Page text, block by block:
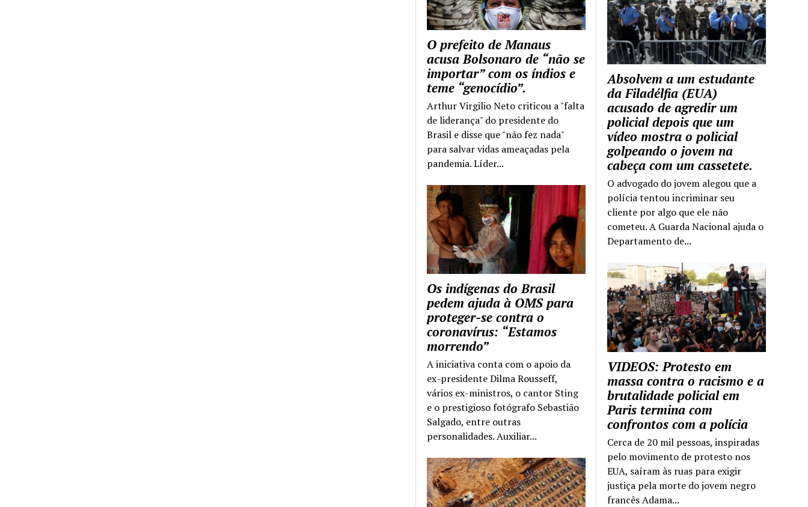
Absolvem a um estudante
da Filadélfia (EUA)
acusado de agredir um
policial depois que um
vídeo mostra o policial
golpeando o jovem na
cabeça com um cassetete.
O advogado do jovem alegou que a
polícia tentou incriminar seu
cliente por algo que ele não
cometeu. A Guarda Nacional ajuda o
Departamento de...
VIDEOS: Protesto em
massa contra o racismo e a
brutalidade policial em
Paris termina com
confrontos com a polícia
Cerca de 20 mil pessoas, inspiradas
pelo movimento de protesto nos
EUA, saíram às ruas para exigir
justiça pela morte do jovem negro
francês Adama...
O prefeito de Manaus
acusa Bolsonaro de “não se
importar” com os índios e
teme “genocídio”.
Arthur Virgilio Neto criticou a "falta
de liderança" do presidente do
Brasil e disse que "não fez nada"
para salvar vidas ameaçadas pela
pandemia. Líder...
Os indígenas do Brasil
pedem ajuda à OMS para
proteger-se contra o
coronavírus: “Estamos
morrendo”
A iniciativa conta com o apoio da
ex-presidente Dilma Rousseff,
vários ex-ministros, o cantor Sting
e o prestigioso fotógrafo Sebastião
Salgado, entre outras
personalidades. Auxiliar...